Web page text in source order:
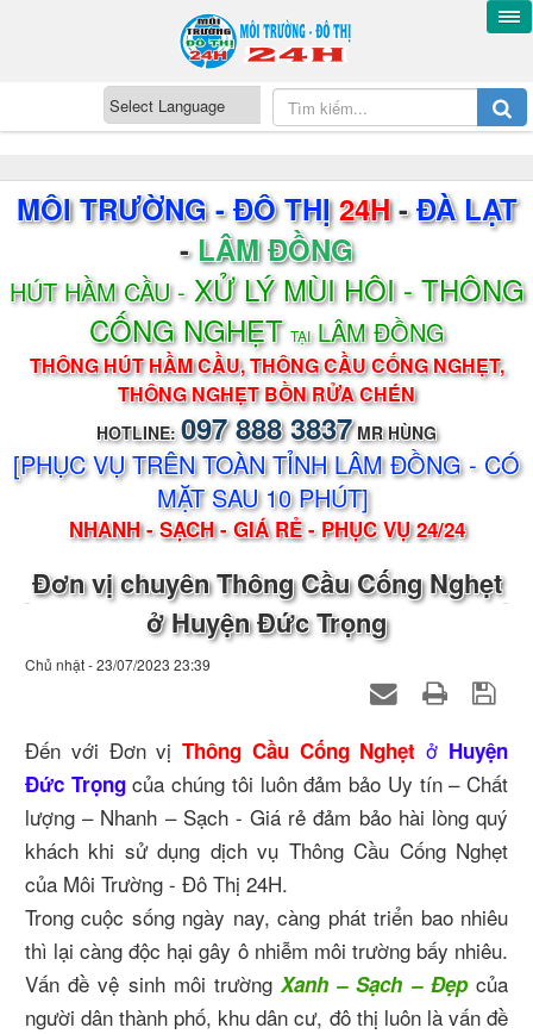
MÔI TRƯỜNG - ĐÔ THỊ24H-ĐÀ LẠT
-LÂM ĐỒNG
HÚT HẦM CẦU - XỬ LÝ MÙI HÔI - THÔNG
CỐNG NGHẸT TẠILÂM ĐỒNG
THÔNG HÚT HẦM CẦU, THÔNG CẦU CỐNG NGHẸT,
THÔNG NGHẸT BỒN RỬA CHÉN
HOTLINE:097 888 3837MR HÙNG
[PHỤC VỤ TRÊN TOÀN TỈNH LÂM ĐỒNG - CÓ
MẶT SAU 10 PHÚT]
NHANH - SẠCH - GIÁ RẺ - PHỤC VỤ 24/24
Đơn vị chuyên Thông Cầu Cống Nghẹt
ở Huyện Đức Trọng
Chủ nhật - 23/07/2023 23:39
Đến với Đơn vịThông Cầu Cống Nghẹtở Huyện
Đức Trọngcủa chúng tôi luôn đảm bảo Uy tín – Chất
lượng – Nhanh – Sạch - Giá rẻ đảm bảo hài lòng quý
khách khi sử dụng dịch vụ Thông Cầu Cống Nghẹt
của Môi Trường - Đô Thị 24H.
Trong cuộc sống ngày nay, càng phát triển bao nhiêu
thì lại càng độc hại gây ô nhiễm môi trường bấy nhiêu.
Vấn đề vệ sinh môi trườngXanh – Sạch – Đẹpcủa
người dân thành phố, khu dân cư, đô thị luôn là vấn đề